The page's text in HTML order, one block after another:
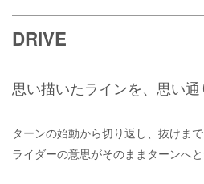
DRIVE
思い描いたラインを、思い通
ターンの始動から切り返し、抜けまで
ライダーの意思がそのままターンへと